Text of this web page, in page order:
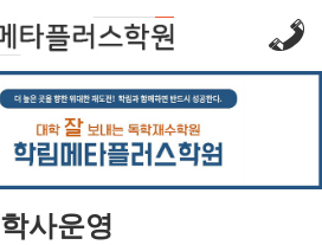
학원소개
인사말
교육환경
학습프로그램
공지사항
학사운영